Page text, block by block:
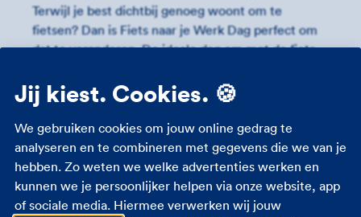
Terwijl je best dichtbij genoeg woont om te
fietsen? Dan is Fiets naar je Werk Dag perfect om
dat te veranderen. De ideale dag om met de fiets
wel te pakken! Want het jaar heeft nog 364 dagen.
Fietsen is ook nog eens hartstikke gezond.
Waarom? Dat lees je hier.
Fietsen naar je werk is
Jij kiest. Cookies. 🍪
We gebruiken cookies om jouw online gedrag te
analyseren en te combineren met gegevens die we van je
hebben. Zo weten we welke advertenties werken en
kunnen we je persoonlijker helpen via onze website, app
of sociale media. Hiermee verwerken wij jouw